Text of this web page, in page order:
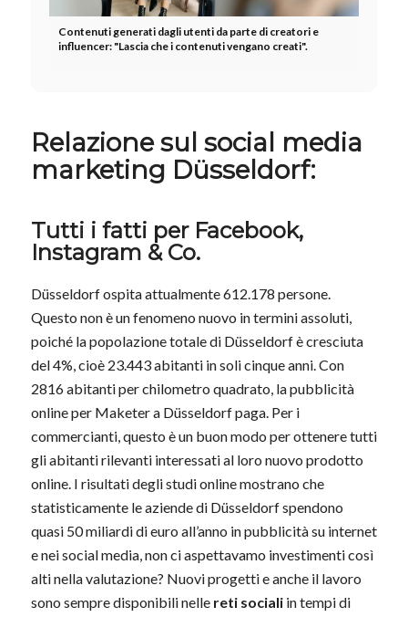
Contenuti generati dagli utenti da parte di creatori e
influencer: "Lascia che i contenuti vengano creati".
Relazione sul social media
marketing Düsseldorf:
Tutti i fatti per Facebook,
Instagram & Co.
Düsseldorf ospita attualmente 612.178 persone.
Questo non è un fenomeno nuovo in termini assoluti,
poiché la popolazione totale di Düsseldorf è cresciuta
del 4%, cioè 23.443 abitanti in soli cinque anni. Con
2816 abitanti per chilometro quadrato, la pubblicità
online per Maketer a Düsseldorf paga. Per i
commercianti, questo è un buon modo per ottenere tutti
gli abitanti rilevanti interessati al loro nuovo prodotto
online. I risultati degli studi online mostrano che
statisticamente le aziende di Düsseldorf spendono
quasi 50 miliardi di euro all’anno in pubblicità su internet
e nei social media, non ci aspettavamo investimenti così
alti nella valutazione? Nuovi progetti e anche il lavoro
sono sempre disponibili nelle reti socialiin tempi di